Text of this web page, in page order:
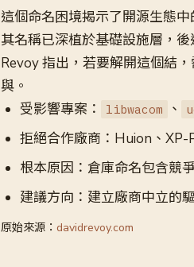
這個命名困境揭示了開源生態中
其名稱已深植於基礎設施層，
Revoy 指出，若要解開這個結
與。
受影響專案：
libwacom 、
拒絕合作廠商：Huion、XP-
根本原因：倉庫命名包含競
建議方向：建立廠商中立的
原始來源： davidrevoy.com